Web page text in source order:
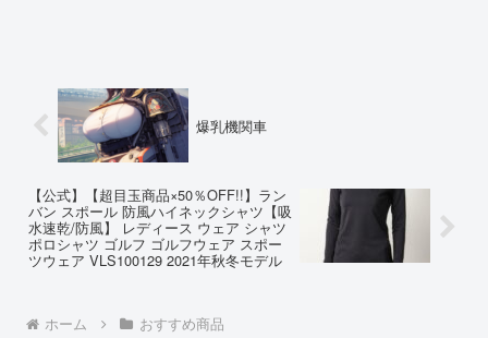
爆乳機関車
【公式】【超目玉商品×50％OFF!!】ラン
バン スポール 防風ハイネックシャツ【吸
水速乾/防風】 レディース ウェア シャツ
ポロシャツ ゴルフ ゴルフウェア スポー
ツウェア VLS100129 2021年秋冬モデル
ホーム おすすめ商品